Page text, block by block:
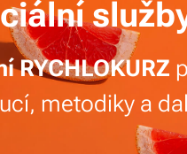
RYCHLOKURZ
metodiky a